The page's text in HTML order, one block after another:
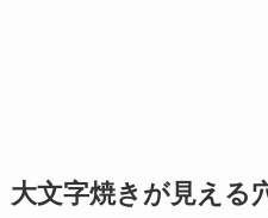
大文字焼きが見える